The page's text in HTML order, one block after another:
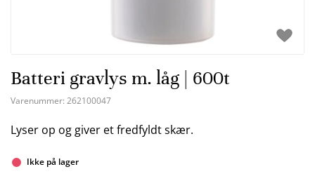
Batteri gravlys m. låg | 600t
Varenummer: 262100047
Lyser op og giver et fredfyldt skær.
Ikke på lager